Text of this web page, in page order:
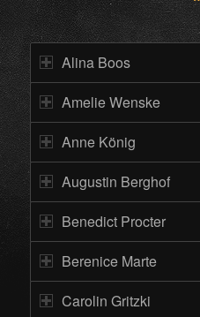
Alina Boos
Amelie Wenske
Anne König
Augustin Berghof
Benedict Procter
Berenice Marte
Carolin Gritzki